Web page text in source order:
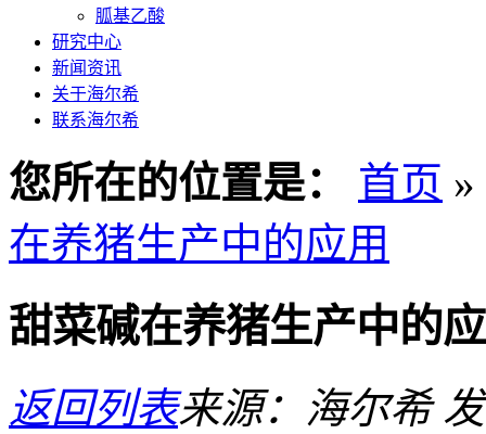
胍基乙酸
研究中心
新闻资讯
关于海尔希
联系海尔希
您所在的位置是： 首页 »
在养猪生产中的应用
甜菜碱在养猪生产中的
返回列表来源：海尔希